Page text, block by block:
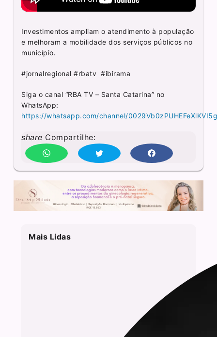
Investimentos ampliam o atendimento à população
e melhoram a mobilidade dos serviços públicos no
município.
#jornalregional #rbatv #ibirama
Siga o canal “RBA TV – Santa Catarina” no
WhatsApp:
https://whatsapp.com/channel/
share Compartilhe:
Mais Lidas